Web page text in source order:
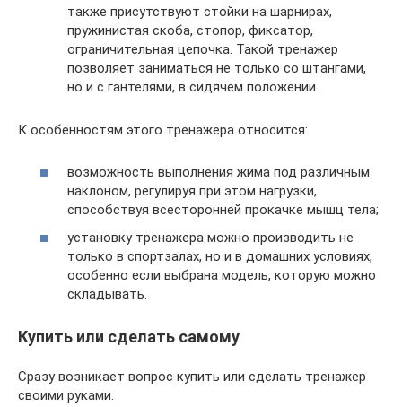
также присутствуют стойки на шарнирах,
пружинистая скоба, стопор, фиксатор,
ограничительная цепочка. Такой тренажер
позволяет заниматься не только со штангами,
но и с гантелями, в сидячем положении.
К особенностям этого тренажера относится:
возможность выполнения жима под различным
наклоном, регулируя при этом нагрузки,
способствуя всесторонней прокачке мышц тела;
установку тренажера можно производить не
только в спортзалах, но и в домашних условиях,
особенно если выбрана модель, которую можно
складывать.
Купить или сделать самому
Сразу возникает вопрос купить или сделать тренажер
своими руками.